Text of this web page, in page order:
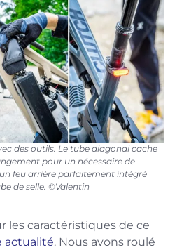
des outils. Le tube diagonal cache
pour un nécessaire de
feu arrière parfaitement intégré
de selle. ©Valentin
les caractéristiques de ce
actualité. Nous avons roulé